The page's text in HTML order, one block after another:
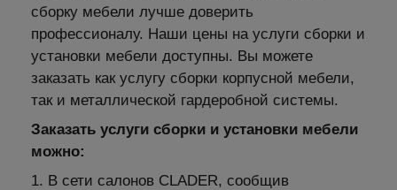
сборку мебели лучше доверить
профессионалу. Наши цены на услуги сборки и
установки мебели доступны. Вы можете
заказать как услугу сборки корпусной мебели,
так и металлической гардеробной системы.
Заказать услуги сборки и установки мебели
можно:
1. В сети салонов CLADER, сообщив